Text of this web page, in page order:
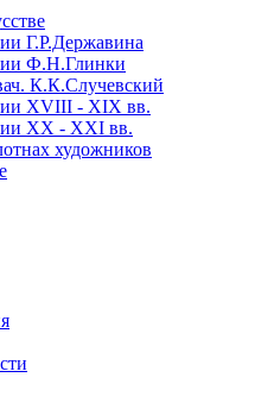
Г.Р.Державина
Ф.Н.Глинки
К.К.Случевский
XVIII - XIX вв.
XX - XXI вв.
художников